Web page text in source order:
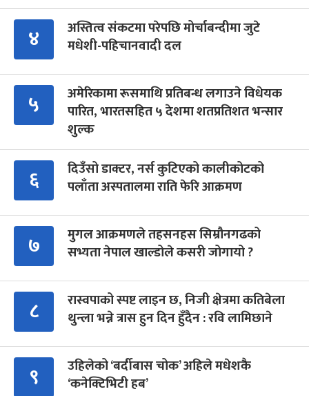
४
अस्तित्व संकटमा परेपछि मोर्चाबन्दीमा जुटे
मधेशी-पहिचानवादी दल
५
अमेरिकामा रूसमाथि प्रतिबन्ध लगाउने विधेयक
पारित, भारतसहित ५ देशमा शतप्रतिशत भन्सार
शुल्क
६
दिउँसो डाक्टर, नर्स कुटिएको कालीकोटको
पलाँता अस्पतालमा राति फेरि आक्रमण
७
मुगल आक्रमणले तहसनहस सिम्रौनगढको
सभ्यता नेपाल खाल्डोले कसरी जोगायो ?
८
रास्वपाको स्पष्ट लाइन छ, निजी क्षेत्रमा कतिबेला
थुन्ला भन्ने त्रास हुन दिन हुँदैन : रवि लामिछाने
९
उहिलेको ‘बर्दीबास चोक’ अहिले मधेशकै
‘कनेक्टिभिटी हब’